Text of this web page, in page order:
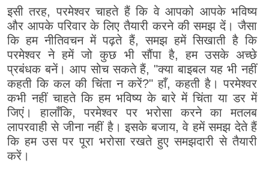
इसी तरह, परमेश्वर चाहते हैं कि वे आपको आपके भविष्य
और आपके परिवार के लिए तैयारी करने की समझ दें। जैसा
कि हम नीतिवचन में पढ़ते हैं, समझ हमें सिखाती है कि
परमेश्वर ने हमें जो कुछ भी सौंपा है, हम उसके अच्छे
प्रबंधक बनें। आप सोच सकते हैं, "क्या बाइबल यह भी नहीं
कहती कि कल की चिंता न करें?" हाँ, कहती है। परमेश्वर
कभी नहीं चाहते कि हम भविष्य के बारे में चिंता या डर में
जिएं। हालाँकि, परमेश्वर पर भरोसा करने का मतलब
लापरवाही से जीना नहीं है। इसके बजाय, वे हमें समझ देते हैं
कि हम उस पर पूरा भरोसा रखते हुए समझदारी से तैयारी
करें।